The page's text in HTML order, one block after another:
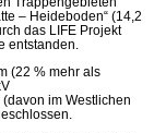
– Heideboden“ (14,2
das LIFE Projekt
entstanden.
(22 % mehr als
im Westlichen